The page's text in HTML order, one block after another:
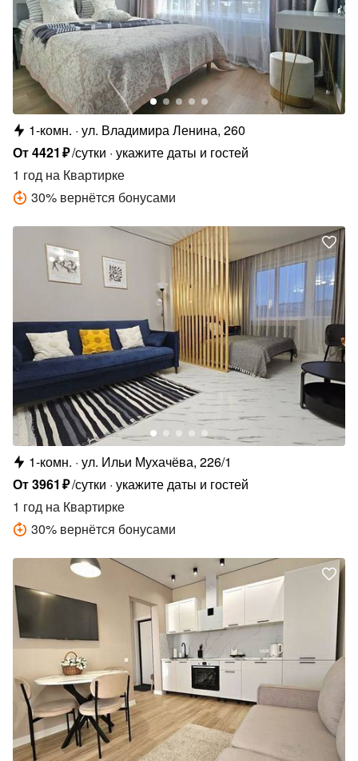
1-комн. ул. Владимира Ленина, 260
От4421 ₽/сутки укажите даты и гостей
1 год на Квартирке
30% вернётся бонусами
1-комн. ул. Ильи Мухачёва, 226/1
От3961 ₽/сутки укажите даты и гостей
1 год на Квартирке
30% вернётся бонусами